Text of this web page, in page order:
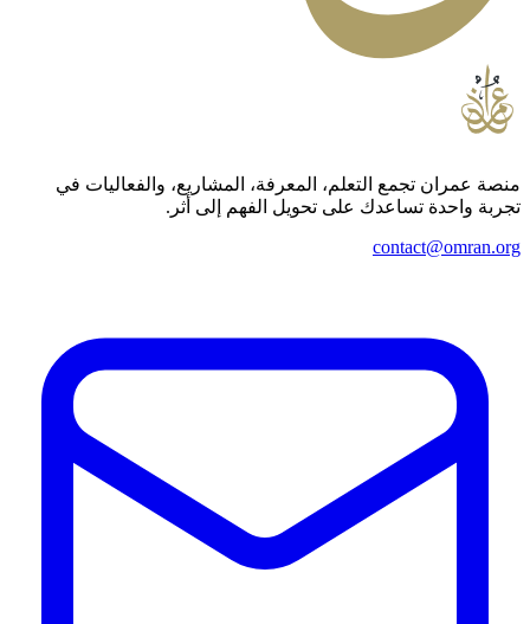
منصة عمران تجمع التعلم، المعرفة، المشاريع، والفعاليات في
تجربة واحدة تساعدك على تحويل الفهم إلى أثر.
contact@omran.org